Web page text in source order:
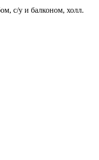
с/у и балконом, холл.